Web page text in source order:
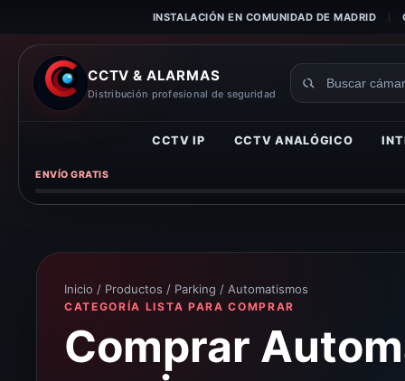
INSTALACIÓN EN COMUNIDAD DE MADRID
CCTV & ALARMAS
Distribución profesional de seguridad
Buscar
CCTV IP CCTV ANALÓGICO
ENVÍO GRATIS
Inicio / Productos / Parking / Automatismos
CATEGORÍA LISTA PARA COMPRAR
Comprar